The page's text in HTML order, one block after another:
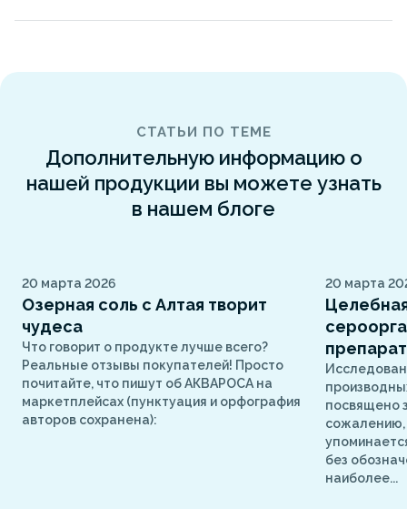
СТАТЬИ ПО ТЕМЕ
Дополнительную информацию о
нашей продукции вы можете узнать
в нашем блоге
20 марта 2026
Озерная соль с Алтая творит
чудеса
Что говорит о продукте лучше всего?
Реальные отзывы покупателей! Просто
почитайте, что пишут об АКВАРОСА на
маркетплейсах (пунктуация и орфография
авторов сохранена):
20 марта
посвящено
сожалению,
без
наиболее...